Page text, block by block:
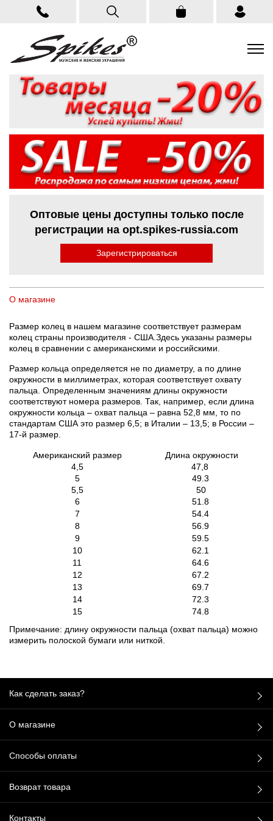
Оптовые цены доступны только после
регистрации на opt.spikes-russia.com
Зарегистрироваться
О магазине
Размер колец в нашем магазине соответствует размерам
колец страны производителя - США.Здесь указаны размеры
колец в сравнении с американскими и российскими.
Размер кольца определяется не по диаметру, а по длине
окружности в миллиметрах, которая соответствует охвату
пальца. Определенным значениям длины окружности
соответствуют номера размеров. Так, например, если длина
окружности кольца – охват пальца – равна 52,8 мм, то по
стандартам США это размер 6,5; в Италии – 13,5; в России –
17-й размер.
Американский размер
Длина окружности
4,5
47,8
5
49.3
5,5
50
6
51.8
7
54.4
8
56.9
9
59.5
10
62.1
11
64.6
12
67.2
13
69.7
14
72.3
15
74.8
Примечание: длину окружности пальца (охват пальца) можно
измерить полоской бумаги или ниткой.
Как сделать заказ?
О магазине
Способы оплаты
Возврат товара
Контакты